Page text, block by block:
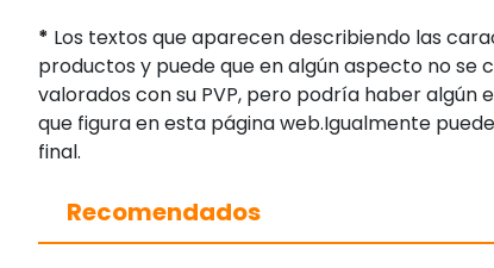
* Los textos que aparecen describiendo las
productos y puede que en algún aspecto no
valorados con su PVP, pero podría haber
que figura en esta página web.Igualmente
final.
Recomendados